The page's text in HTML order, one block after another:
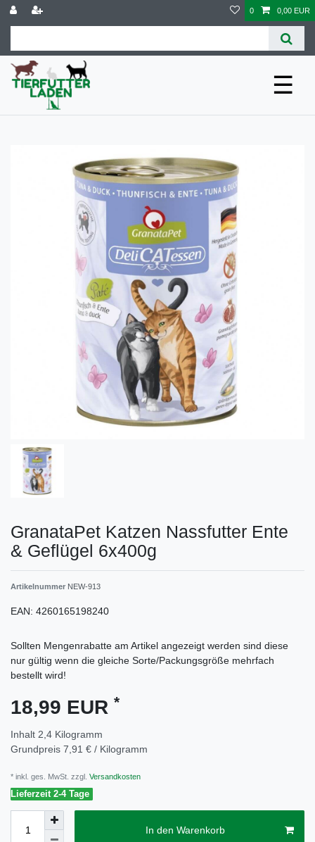
0 0,00 EUR
☰
GranataPet Katzen Nassfutter Ente
& Geflügel 6x400g
Artikelnummer NEW-913
EAN: 4260165198240
Sollten Mengenrabatte am Artikel angezeigt werden sind diese
nur gültig wenn die gleiche Sorte/Packungsgröße mehrfach
bestellt wird!
18,99 EUR *
Inhalt 2,4 Kilogramm
Grundpreis 7,91 € / Kilogramm
* inkl. ges. MwSt. zzgl. Versandkosten
Lieferzeit 2-4 Tage
In den Warenkorb